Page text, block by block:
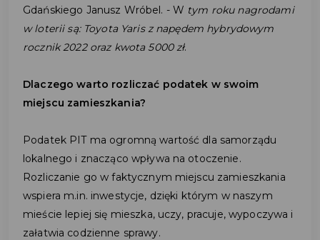
Gdańskiego Janusz Wróbel. - W tym roku nagrodami
w loterii są: Toyota Yaris z napędem hybrydowym
rocznik 2022 oraz kwota 5000 zł.
Dlaczego warto rozliczać podatek w swoim
miejscu zamieszkania?
Podatek PIT ma ogromną wartość dla samorządu
lokalnego i znacząco wpływa na otoczenie.
Rozliczanie go w faktycznym miejscu zamieszkania
wspiera m.in. inwestycje, dzięki którym w naszym
mieście lepiej się mieszka, uczy, pracuje, wypoczywa i
załatwia codzienne sprawy.